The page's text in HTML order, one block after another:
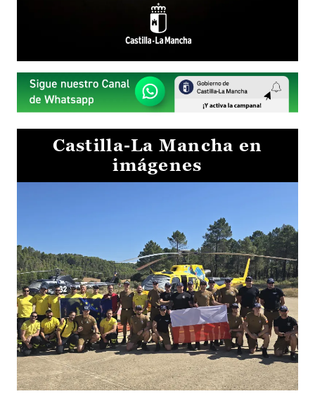
Castilla-La Mancha en
imágenes